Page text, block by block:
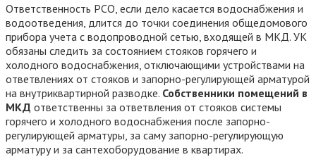
Ответственность РСО, если дело касается водоснабжения и
водоотведения, длится до точки соединения общедомового
прибора учета с водопроводной сетью, входящей в МКД. УК
обязаны следить за состоянием стояков горячего и
холодного водоснабжения, отключающими устройствами на
ответвлениях от стояков и запорно-регулирующей арматурой
на внутриквартирной разводке. Собственники помещений в
МКД ответственны за ответвления от стояков системы
горячего и холодного водоснабжения после запорно-
регулирующей арматуры, за саму запорно-регулирующую
арматуру и за сантехоборудование в квартирах.